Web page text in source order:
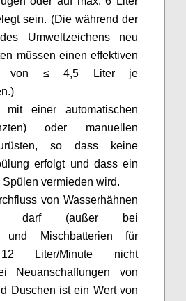
sein. (Die während der
Umweltzeichens neu
müssen einen effektiven
von ≤ 4,5 Liter je
einer automatischen
oder manuellen
so dass keine
erfolgt und dass ein
vermieden wird.
von Wasserhähnen
darf (außer bei
und Mischbatterien für
12 Liter/Minute nicht
Neuanschaffungen von
Duschen ist ein Wert von